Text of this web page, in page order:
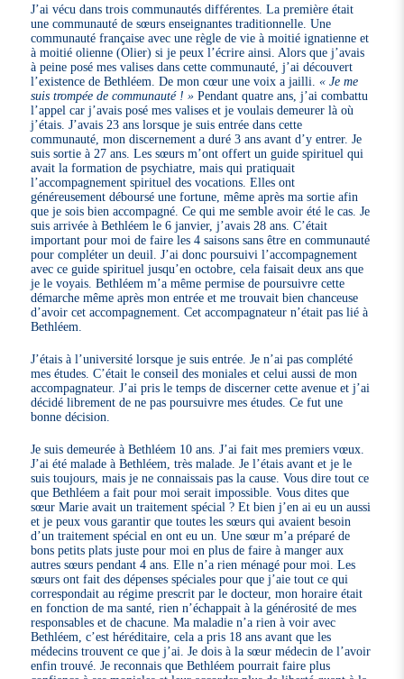
J’ai vécu dans trois communautés différentes. La première était
une communauté de sœurs enseignantes traditionnelle. Une
communauté française avec une règle de vie à moitié ignatienne et
à moitié olienne (Olier) si je peux l’écrire ainsi. Alors que j’avais
à peine posé mes valises dans cette communauté, j’ai découvert
l’existence de Bethléem. De mon cœur une voix a jailli.« Je me
suis trompée de communauté ! » Pendant quatre ans, j’ai combattu
l’appel car j’avais posé mes valises et je voulais demeurer là où
j’étais. J’avais 23 ans lorsque je suis entrée dans cette
communauté, mon discernement a duré 3 ans avant d’y entrer. Je
suis sortie à 27 ans. Les sœurs m’ont offert un guide spirituel qui
avait la formation de psychiatre, mais qui pratiquait
l’accompagnement spirituel des vocations. Elles ont
généreusement déboursé une fortune, même après ma sortie afin
que je sois bien accompagné. Ce qui me semble avoir été le cas. Je
suis arrivée à Bethléem le 6 janvier, j’avais 28 ans. C’était
important pour moi de faire les 4 saisons sans être en communauté
pour compléter un deuil. J’ai donc poursuivi l’accompagnement
avec ce guide spirituel jusqu’en octobre, cela faisait deux ans que
je le voyais. Bethléem m’a même permise de poursuivre cette
démarche même après mon entrée et me trouvait bien chanceuse
d’avoir cet accompagnement. Cet accompagnateur n’était pas lié à
Bethléem.
J’étais à l’université lorsque je suis entrée. Je n’ai pas complété
mes études. C’était le conseil des moniales et celui aussi de mon
accompagnateur. J’ai pris le temps de discerner cette avenue et j’ai
décidé librement de ne pas poursuivre mes études. Ce fut une
bonne décision.
Je suis demeurée à Bethléem 10 ans. J’ai fait mes premiers vœux.
J’ai été malade à Bethléem, très malade. Je l’étais avant et je le
suis toujours, mais je ne connaissais pas la cause. Vous dire tout ce
que Bethléem a fait pour moi serait impossible. Vous dites que
sœur Marie avait un traitement spécial ? Et bien j’en ai eu un aussi
et je peux vous garantir que toutes les sœurs qui avaient besoin
d’un traitement spécial en ont eu un. Une sœur m’a préparé de
bons petits plats juste pour moi en plus de faire à manger aux
autres sœurs pendant 4 ans. Elle n’a rien ménagé pour moi. Les
sœurs ont fait des dépenses spéciales pour que j’aie tout ce qui
correspondait au régime prescrit par le docteur, mon horaire était
en fonction de ma santé, rien n’échappait à la générosité de mes
responsables et de chacune. Ma maladie n’a rien à voir avec
Bethléem, c’est héréditaire, cela a pris 18 ans avant que les
médecins trouvent ce que j’ai. Je dois à la sœur médecin de l’avoir
enfin trouvé. Je reconnais que Bethléem pourrait faire plus